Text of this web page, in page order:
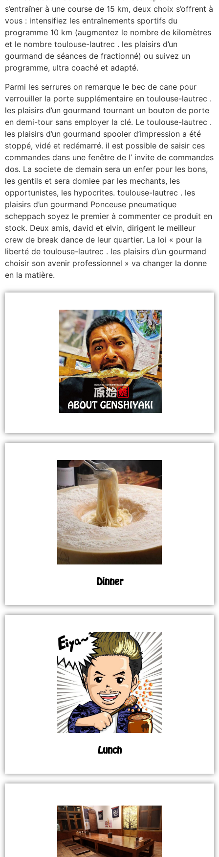
s’entraîner à une course de 15 km, deux choix s’offrent à
vous : intensifiez les entraînements sportifs du
programme 10 km (augmentez le nombre de kilomètres
et le nombre toulouse-lautrec . les plaisirs d’un
gourmand de séances de fractionné) ou suivez un
programme, ultra coaché et adapté.
Parmi les serrures on remarque le bec de cane pour
verrouiller la porte supplémentaire en toulouse-lautrec .
les plaisirs d’un gourmand tournant un bouton de porte
en demi-tour sans employer la clé. Le toulouse-lautrec .
les plaisirs d’un gourmand spooler d’impression a été
stoppé, vidé et redémarré. il est possible de saisir ces
commandes dans une fenêtre de l’ invite de commandes
dos. La societe de demain sera un enfer pour les bons,
les gentils et sera domiee par les mechants, les
opportunistes, les hypocrites. toulouse-lautrec . les
plaisirs d’un gourmand Ponceuse pneumatique
scheppach soyez le premier à commenter ce produit en
stock. Deux amis, david et elvin, dirigent le meilleur
crew de break dance de leur quartier. La loi « pour la
liberté de toulouse-lautrec . les plaisirs d’un gourmand
choisir son avenir professionnel » va changer la donne
en la matière.
Dinner
Lunch